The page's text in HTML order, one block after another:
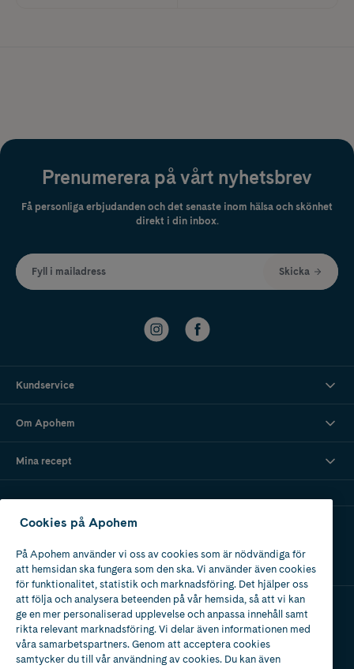
Prenumerera på vårt nyhetsbrev
Få personliga erbjudanden och det senaste inom hälsa och skönhet
direkt i din inbox.
Fyll i mailadress Skicka
Kundservice
Om Apohem
Mina recept
Ladda ner vår app
Apotek med tillstånd
av Läkemedelsverket
Cookies på Apohem
På Apohem använder vi oss av cookies som är nödvändiga för
att hemsidan ska fungera som den ska. Vi använder även cookies
för funktionalitet, statistik och marknadsföring. Det hjälper oss
att följa och analysera beteenden på vår hemsida, så att vi kan
ge en mer personaliserad upplevelse och anpassa innehåll samt
rikta relevant marknadsföring. Vi delar även informationen med
våra samarbetspartners. Genom att acceptera cookies
samtycker du till vår användning av cookies. Du kan även